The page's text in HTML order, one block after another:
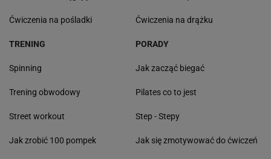
Ćwiczenia na pośladki Ćwiczenia na drążku
TRENING
Spinning
Trening obwodowy
Street workout
Jak zrobić 100 pompek
PORADY
Jak zacząć biegać
Pilates co to jest
Step - Stepy
Jak się zmotywować do ćwiczeń